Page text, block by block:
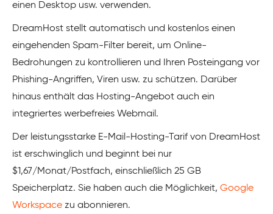
einen Desktop usw. verwenden.
DreamHost stellt automatisch und kostenlos einen
eingehenden Spam-Filter bereit, um Online-
Bedrohungen zu kontrollieren und Ihren Posteingang vor
Phishing-Angriffen, Viren usw. zu schützen. Darüber
hinaus enthält das Hosting-Angebot auch ein
integriertes werbefreies Webmail.
Der leistungsstarke E-Mail-Hosting-Tarif von DreamHost
ist erschwinglich und beginnt bei nur
$1,67/Monat/Postfach, einschließlich 25 GB
Speicherplatz. Sie haben auch die Möglichkeit, Google
Workspace zu abonnieren.